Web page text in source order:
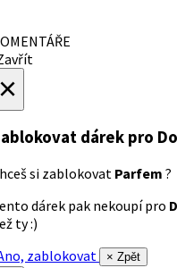
dárek pro
si zablokovat Parfem ?
dárek pak nekoupí pro
ty :)
zablokovat
× Zpět